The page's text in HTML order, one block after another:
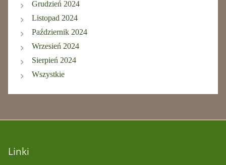
Grudzień 2024
Listopad 2024
Październik 2024
Wrzesień 2024
Sierpień 2024
Wszystkie
Linki